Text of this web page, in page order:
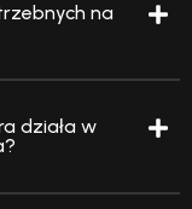
na
działa w